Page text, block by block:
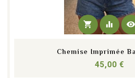
shopping_cart equalizer visibility
Chemise Imprimée
45,00 €